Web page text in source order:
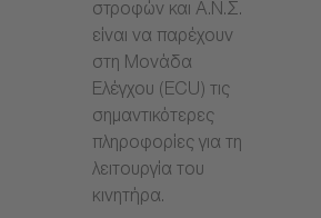
στροφών και Α.Ν.Σ.
είναι να παρέχουν
στη Μονάδα
Ελέγχου (ECU) τις
σημαντικότερες
πληροφορίες για τη
λειτουργία του
κινητήρα.